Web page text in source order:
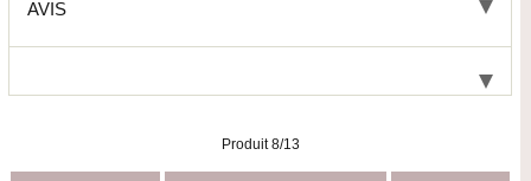
AVIS
Produit 8/13